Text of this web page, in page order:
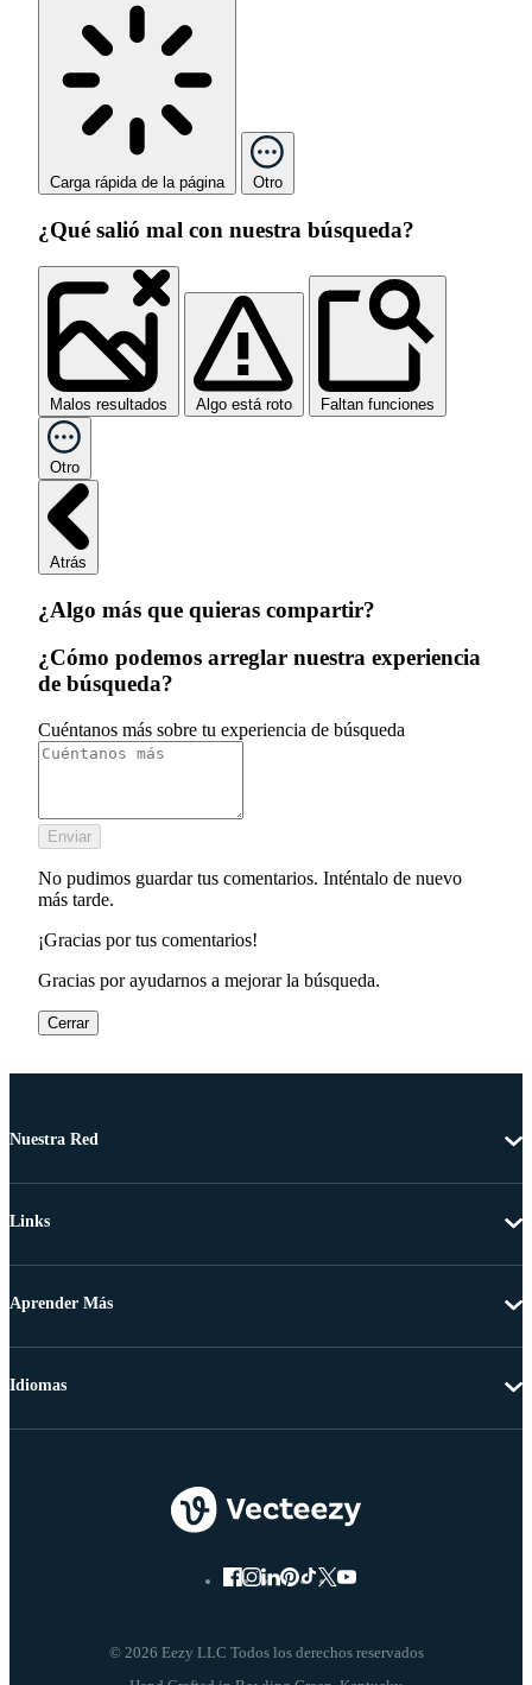
Carga rápida de la página Otro
¿Qué salió mal con nuestra búsqueda?
Malos resultados Algo está roto Faltan funciones
Otro
Atrás
¿Algo más que quieras compartir?
¿Cómo podemos arreglar nuestra experiencia
de búsqueda?
Cuéntanos más sobre tu experiencia de búsqueda
Enviar
No pudimos guardar tus comentarios. Inténtalo de nuevo
más tarde.
¡Gracias por tus comentarios!
Gracias por ayudarnos a mejorar la búsqueda.
Cerrar
Nuestra Red
Links
Aprender Más
© 2026 Eezy LLC Todos los derechos reservados
Idiomas